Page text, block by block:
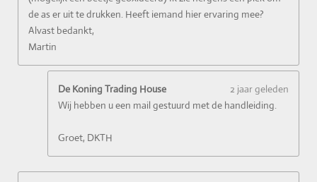
de as er uit te drukken. Heeft iemand hier ervaring mee?
Alvast bedankt,
Martin
De Koning Trading House
2 jaar geleden
Wij hebben u een mail gestuurd met de handleiding.
Groet, DKTH